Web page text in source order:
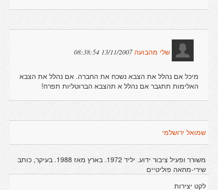
שלי מהבועה 13/11/2007 08:38:54
מיכל אם נהלל את הצבא נשכח את החברה. אם נהלל את הצבא
האלימות תתגבר אם נהלל א תהצבא הברוטליות תפרח!
שמואל ירושלמי
משורר ופעיל ציבור ידוע. יליד 1972. בארץ מאז 1988. בעיקר, כותב
שירי-מחאה פוליטיים
לקט יצירות